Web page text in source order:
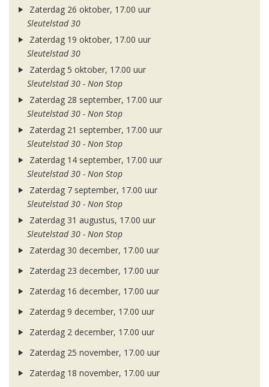
Zaterdag 26 oktober, 17.00 uur
Sleutelstad 30
Zaterdag 19 oktober, 17.00 uur
Sleutelstad 30
Zaterdag 5 oktober, 17.00 uur
Sleutelstad 30 - Non Stop
Zaterdag 28 september, 17.00 uur
Sleutelstad 30 - Non Stop
Zaterdag 21 september, 17.00 uur
Sleutelstad 30 - Non Stop
Zaterdag 14 september, 17.00 uur
Sleutelstad 30 - Non Stop
Zaterdag 7 september, 17.00 uur
Sleutelstad 30 - Non Stop
Zaterdag 31 augustus, 17.00 uur
Sleutelstad 30 - Non Stop
Zaterdag 30 december, 17.00 uur
Zaterdag 23 december, 17.00 uur
Zaterdag 16 december, 17.00 uur
Zaterdag 9 december, 17.00 uur
Zaterdag 2 december, 17.00 uur
Zaterdag 25 november, 17.00 uur
Zaterdag 18 november, 17.00 uur